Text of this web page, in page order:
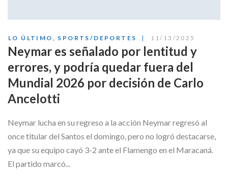
LO ÚLTIMO , SPORTS/DEPORTES 11/13/2025
Neymar es señalado por lentitud y
errores, y podría quedar fuera del
Mundial 2026 por decisión de Carlo
Ancelotti
Neymar lucha en su regreso a la acción Neymar regresó al
once titular del Santos el domingo, pero no logró destacarse,
ya que su equipo cayó 3-2 ante el Flamengo en el Maracaná.
El partido marcó...